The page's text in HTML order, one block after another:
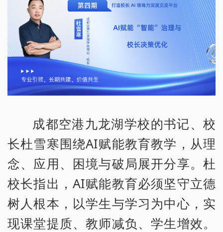
成都空港九龙湖学校的书记、校
长杜雪寒围绕AI赋能教育教学，从理
念、应用、困境与破局展开分享。杜
校长指出，AI赋能教育必须坚守立德
树人根本，以学生与学习为中心，实
现课堂提质、教师减负、学生增效。